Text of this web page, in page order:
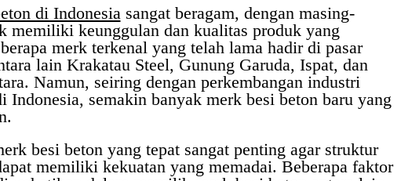
di Indonesia sangat beragam, dengan masing-
memiliki keunggulan dan kualitas produk yang
merk terkenal yang telah lama hadir di pasar
lain Krakatau Steel, Gunung Garuda, Ispat, dan
Namun, seiring dengan perkembangan industri
Indonesia, semakin banyak merk besi beton baru yang
besi beton yang tepat sangat penting agar struktur
memiliki kekuatan yang memadai. Beberapa faktor